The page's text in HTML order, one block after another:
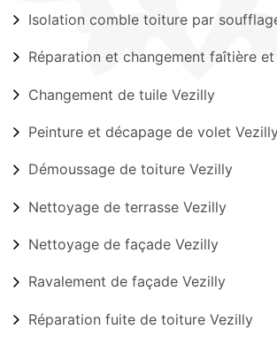
Isolation comble toiture par
Réparation et changement faîtière
Changement de tuile Vezilly
Peinture et décapage de volet
Démoussage de toiture Vezilly
Nettoyage de terrasse Vezilly
Nettoyage de façade Vezilly
Ravalement de façade Vezilly
Réparation fuite de toiture Vezilly